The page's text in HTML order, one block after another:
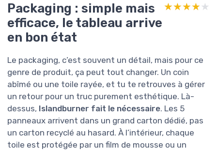
Packaging : simple mais
efficace, le tableau arrive
en bon état
★★★★★
★★★★★
Le packaging, c’est souvent un détail, mais pour ce
genre de produit, ça peut tout changer. Un coin
abîmé ou une toile rayée, et tu te retrouves à gérer
un retour pour un truc purement esthétique. Là-
dessus, Islandburner fait le nécessaire. Les 5
panneaux arrivent dans un grand carton dédié, pas
un carton recyclé au hasard. À l’intérieur, chaque
toile est protégée par un film de mousse ou un